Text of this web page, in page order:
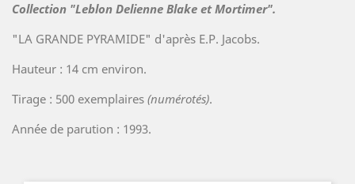
Collection "Leblon Delienne Blake et Mortimer".
"LA GRANDE PYRAMIDE" d'après E.P. Jacobs.
Hauteur : 14 cm environ.
Tirage : 500 exemplaires (numérotés).
Année de parution : 1993.